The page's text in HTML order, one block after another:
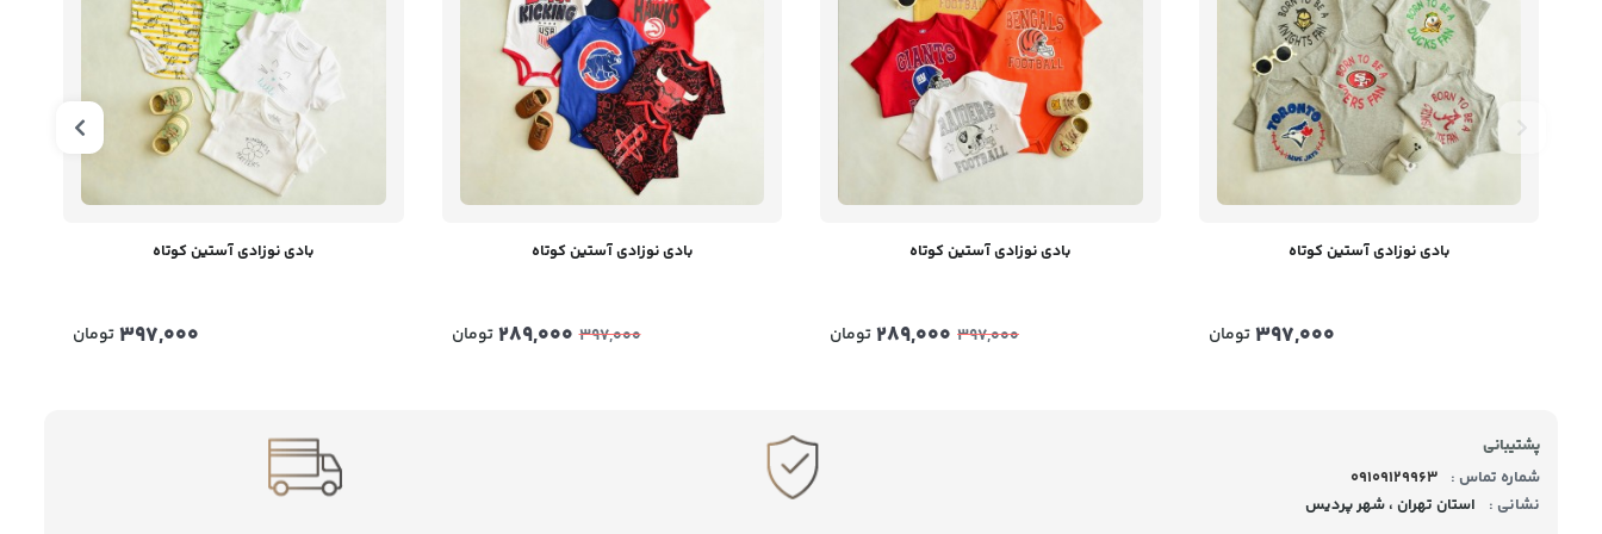
بادی نوزادی آستین کوتاه
397,000 تومان
بادی نوزادی آستین کوتاه
397,000
289,000تومان
بادی نوزادی آستین کوتاه
397,000
289,000 تومان
بادی نوزادی آستین کوتاه
397,000تومان
پشتیبانی
شماره تماس :
09109129963
نشانی :
استان تهران ، شهر پردیس